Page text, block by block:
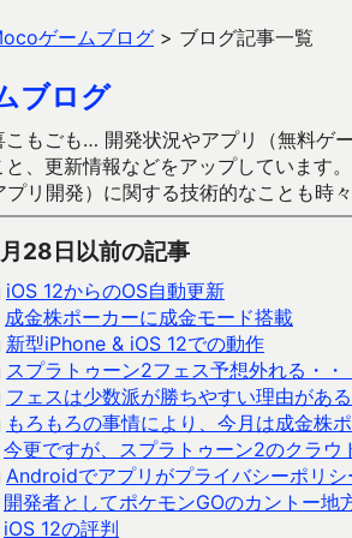
ゲームブログ > ブログ記事一覧
ブログ
こもごも… 開発状況やアプリ（無料ゲ
と、更新情報などをアップしていま
リ開発）に関する技術的なことも時
28日以前の記事
iOS 12からのOS自動更新
成金株ポーカーに成金モード搭載
新型iPhone & iOS 12での動作
スプラトゥーン2フェス予想外れる・・
フェスは少数派が勝ちやすい理由があ
もろもろの事情により、今月は成金株
今更ですが、スプラトゥーン2のクラウ
Androidでアプリがプライバシーポリ
開発者としてポケモンGOのカントー地
iOS 12の評判